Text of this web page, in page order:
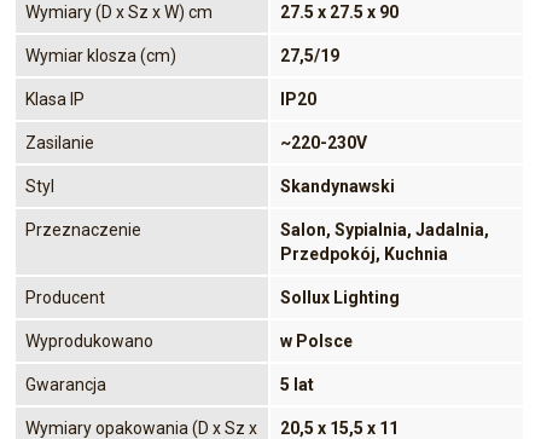
Wymiary (D x Sz x W) cm 27.5 x 27.5 x 90
Wymiar klosza (cm) 27,5/19
Klasa IP IP20
Zasilanie ~220-230V
Styl Skandynawski
Przeznaczenie
Salon, Sypialnia, Jadalnia,
Przedpokój, Kuchnia
Producent Sollux Lighting
Wyprodukowano w Polsce
Gwarancja 5 lat
Wymiary opakowania (D x Sz x
20,5 x 15,5 x 11